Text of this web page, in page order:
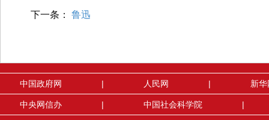
下一条： 鲁迅
中国政府网 | 人民网 | 新华
中央网信办 | 中国社会科学院 |